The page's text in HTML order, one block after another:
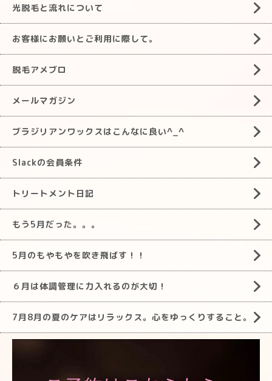
光脱毛と流れについて
お客様にお願いとご利用に際して。
脱毛アメブロ
メールマガジン
ブラジリアンワックスはこんなに良い^_^
Slackの会員条件
トリートメント日記
もう5月だった。。。
5月のもやもやを吹き飛ばす！！
６月は体調管理に力入れるのが大切！
7月8月の夏のケアはリラックス。心をゆっくりすること。